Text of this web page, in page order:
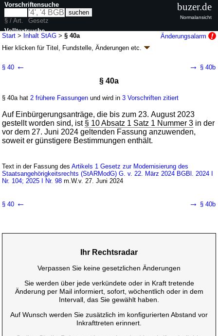
Start > Inhalt StAG >§ 40a
Änderungsalarm
Hier klicken fürTitel, Fundstelle, Änderungen etc.
30 weitere Fassungen | wird in 100 Vorschriften zitiert
§ 40 ← → § 40b
§ 40a
§ 40a hat 2 frühere Fassungen und wird in3 Vorschriften zitiert
Auf Einbürgerungsanträge, die bis zum 23. August 2023
gestellt worden sind, ist § 10 Absatz 1 Satz 1 Nummer 3 in der
vor dem 27. Juni 2024 geltenden Fassung anzuwenden,
soweit er günstigere Bestimmungen enthält.
Text in der Fassung desArtikels 1 Gesetz zur Modernisierung des
Staatsangehörigkeitsrechts (StARModG) G. v. 22. März 2024 BGBl. 2024 I
Nr. 104; 2025 I Nr. 98 m.W.v. 27. Juni 2024
§ 40 ← → § 40b
Ihr Rechtsradar
Verpassen Sie keine gesetzlichen Änderungen
Sie werden über jede verkündete oder in Kraft tretende
Änderung per Mail informiert, sofort, wöchentlich oder in dem
Intervall, das Sie gewählt haben.
Auf Wunsch werden Sie zusätzlich im konfigurierten Abstand vor
Inkrafttreten erinnert.
Vorschriftensuche
§ / Art.
Gesetz
Volltextsuche
nur in StAG
buzer.de
Normalansicht